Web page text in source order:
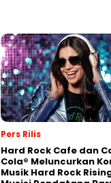
Pers Rilis
Hard Rock Cafe dan
Cola® Meluncurkan
Musik Hard Rock